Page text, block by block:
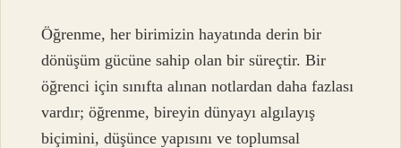
Öğrenme, her birimizin hayatında derin bir
dönüşüm gücüne sahip olan bir süreçtir. Bir
öğrenci için sınıfta alınan notlardan daha fazlası
vardır; öğrenme, bireyin dünyayı algılayış
biçimini, düşünce yapısını ve toplumsal